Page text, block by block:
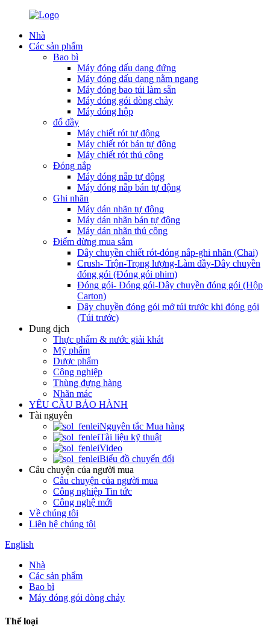
Nhà
Các sản phẩm
Bao bì
Máy đóng dấu dạng đứng
Máy đóng dấu dạng nằm ngang
Máy đóng bao túi làm sẵn
Máy đóng gói dòng chảy
Máy đóng hộp
đổ đầy
Máy chiết rót tự động
Máy chiết rót bán tự động
Máy chiết rót thủ công
Đóng nắp
Máy đóng nắp tự động
Máy đóng nắp bán tự động
Ghi nhãn
Máy dán nhãn tự động
Máy dán nhãn bán tự động
Máy dán nhãn thủ công
Điểm dừng mua sắm
Dây chuyền chiết rót-đóng nắp-ghi nhãn (Chai)
Crush- Trộn-Trọng lượng-Làm đầy-Dây chuyền
đóng gói (Đóng gói phim)
Đóng gói- Đóng gói-Dây chuyền đóng gói (Hộp
Carton)
Dây chuyền đóng gói mở túi trước khi đóng gói
(Túi trước)
Dung dịch
Thực phẩm & nước giải khát
Mỹ phẩm
Dược phẩm
Công nghiệp
Thùng đựng hàng
Nhãn mác
YÊU CẦU BẢO HÀNH
Tài nguyên
Nguyên tắc Mua hàng
Tài liệu kỹ thuật
Video
Biểu đồ chuyển đổi
Câu chuyện của người mua
Câu chuyện của người mua
Công nghiệp Tin tức
Công nghệ mới
Về chúng tôi
Liên hệ chúng tôi
English
Nhà
Các sản phẩm
Bao bì
Máy đóng gói dòng chảy
Thể loại